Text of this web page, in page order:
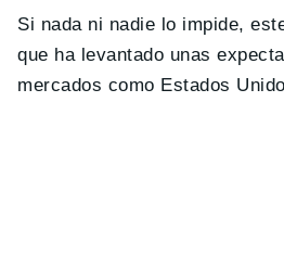
Si nada ni nadie lo impide,
que ha levantado unas
mercados como Estados